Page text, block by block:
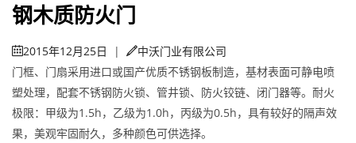
钢木质防火门
2015年12月25日 |
中沃门业有限公司
门框、门扇采用进口或国产优质不锈钢板制造，基材表面可静电喷
塑处理，配套不锈钢防火锁、管井锁、防火铰链、闭门器等。耐火
极限：甲级为1.5h，乙级为1.0h，丙级为0.5h，具有较好的隔声效
果，美观牢固耐久，多种颜色可供选择。